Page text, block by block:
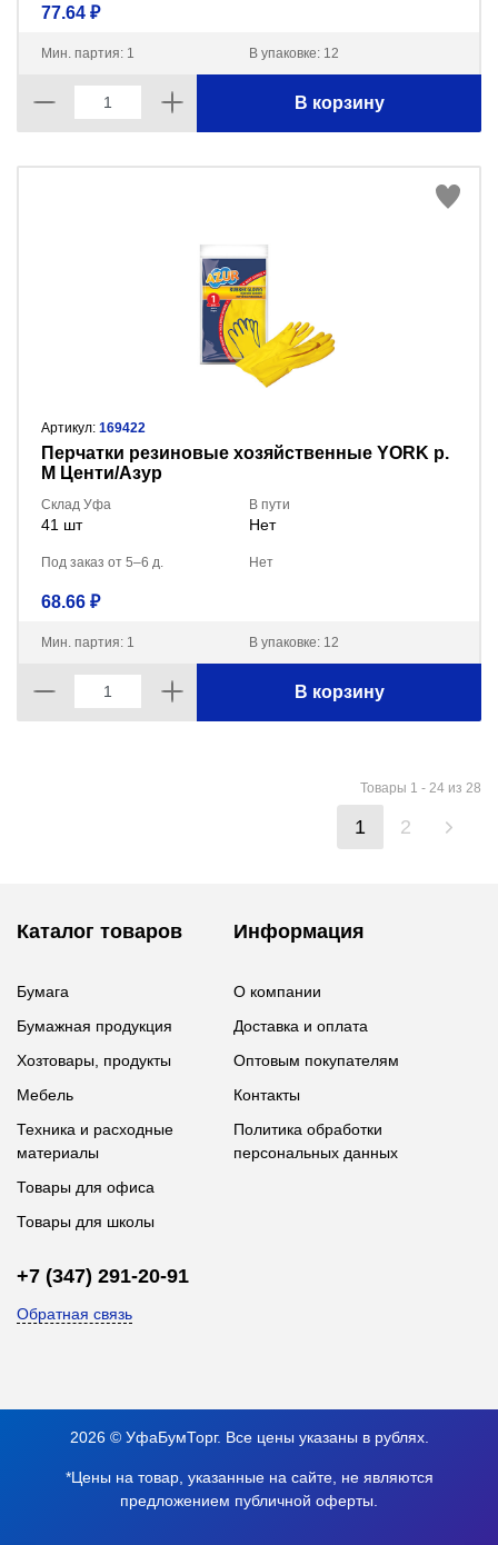
77.64 ₽
Мин. партия: 1 В упаковке: 12
В корзину
Артикул: 169422
Перчатки резиновые хозяйственные YORK р.
M Центи/Азур
Склад Уфа
41 шт
В пути
Нет
Под заказ от 5–6 д. Нет
68.66 ₽
Мин. партия: 1 В упаковке: 12
В корзину
Товары 1 - 24 из 28
1 2
Каталог товаров
Бумага
Бумажная продукция
Хозтовары, продукты
Мебель
Техника и расходные
материалы
Товары для офиса
Товары для школы
Информация
О компании
Доставка и оплата
Оптовым покупателям
Контакты
Политика обработки
персональных данных
+7 (347) 291-20-91
Обратная связь
2026 © УфаБумТорг. Все цены указаны в рублях.
*Цены на товар, указанные на сайте, не являются
предложением публичной оферты.